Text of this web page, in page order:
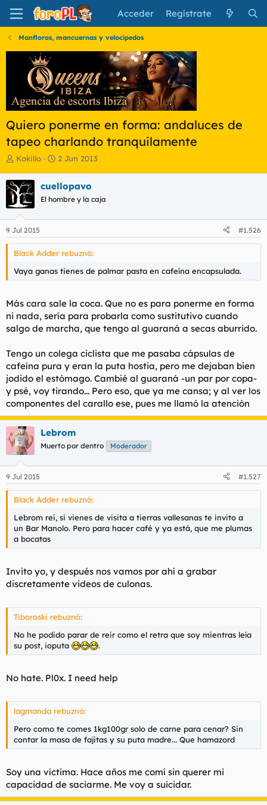
Acceder Regístrate
Manfloros, mancuernas y velocípedos
Quiero ponerme en forma: andaluces de
tapeo charlando tranquilamente
I
i
c
i
a
d
o
r
d
l
m
a
Kokillo
F
h
a
e
n
i
i
2 Jun 2013
cuellopavo
El hombre y la caja
9 Jul 2015 #1.526
Black Adder rebuznó:
Vaya ganas tienes de palmar pasta en cafeína encapsulada.
Más cara sale la coca. Que no es para ponerme en forma
ni nada, sería para probarla como sustitutivo cuando
salgo de marcha, que tengo al guaraná a secas aburrido.
Tengo un colega ciclista que me pasaba cápsulas de
cafeína pura y eran la puta hostia, pero me dejaban bien
jodido el estómago. Cambié al guaraná -un par por copa-
y psé, voy tirando... Pero eso, que ya me cansa; y al ver los
componentes del carallo ese, pues me llamó la atención
Lebrom
Muerto por dentro Moderador
9 Jul 2015 #1.527
Black Adder rebuznó:
Lebrom rei, si vienes de visita a tierras vallesanas te invito a
un Bar Manolo. Pero para hacer café y ya está, que me plumas
a bocatas
Invito yo, y después nos vamos por ahí a grabar
discretamente videos de culonas.
Tiboroski rebuznó:
No he podido parar de reir como el retra que soy mientras leía
su post, ioputa
.
No hate. Pl0x. I need help
lagmanda rebuznó:
Pero como te comes 1kg100gr solo de carne para cenar? Sin
contar la masa de fajitas y su puta madre... Que hamazord
Soy una víctima. Hace años me comí sin querer mi
capacidad de saciarme. Me voy a suicidar.